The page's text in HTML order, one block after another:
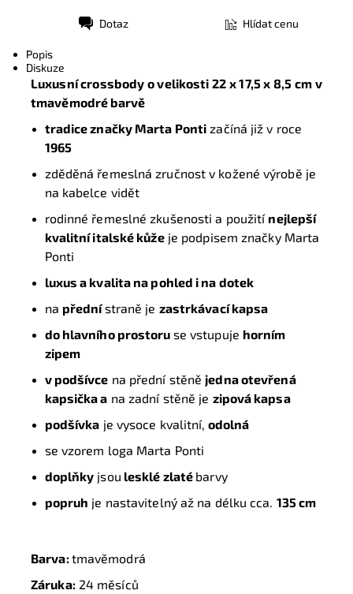
Dotaz Hlídat cenu
Popis
Diskuze
Luxusní crossbody o velikosti 22 x 17,5 x 8,5 cm v
tmavěmodré barvě
tradice značky Marta Ponti začíná již v roce
1965
zděděná řemeslná zručnost v kožené výrobě je
na kabelce vidět
rodinné řemeslné zkušenosti a použití nejlepší
kvalitní italské kůžeje podpisem značky Marta
Ponti
luxus a kvalita na pohled i na dotek
na přednístraně je zastrkávací kapsa
do hlavního prostoru se vstupuje horním
zipem
v podšívce na přední stěně jedna otevřená
kapsička a na zadní stěně je zipová kapsa
podšívka je vysoce kvalitní, odolná
se vzorem loga Marta Ponti
doplňky jsou lesklé zlaté barvy
popruh je nastavitelný až na délku cca. 135 cm
Barva:tmavěmodrá
Záruka:24 měsíců